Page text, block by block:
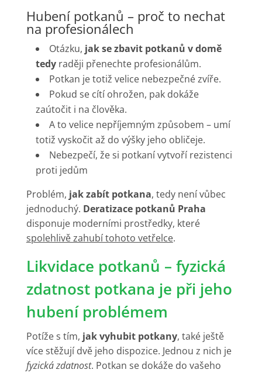
Hubení potkanů – proč to nechat
na profesionálech
Otázku, jak se zbavit potkanů v domě
tedy raději přenechte profesionálům.
Potkan je totiž velice nebezpečné zvíře.
Pokud se cítí ohrožen, pak dokáže
zaútočit i na člověka.
A to velice nepříjemným způsobem – umí
totiž vyskočit až do výšky jeho obličeje.
Nebezpečí, že si potkaní vytvoří rezistenci
proti jedům
Problém, jak zabít potkana, tedy není vůbec
jednoduchý. Deratizace potkanů Praha
disponuje moderními prostředky, které
spolehlivě zahubí tohoto vetřelce.
Likvidace potkanů – fyzická
zdatnost potkana je při jeho
hubení problémem
Potíže s tím, jak vyhubit potkany, také ještě
více stěžují dvě jeho dispozice. Jednou z nich je
fyzická zdatnost. Potkan se dokáže do vašeho